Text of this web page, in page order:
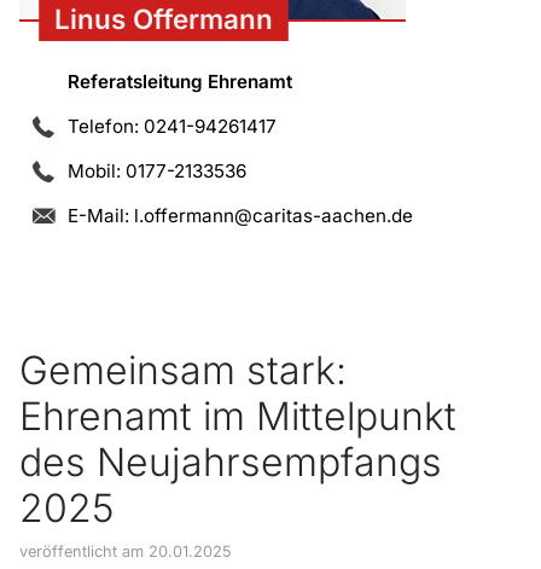
Gemeinsam stark:
Ehrenamt im Mittelpunkt
des Neujahrsempfangs
2025
veröffentlicht am 20.01.2025
Linus Offermann
Referatsleitung Ehrenamt
Telefon: 0241-94261417
Mobil: 0177-2133536
E-Mail: l.offermann@caritas-aachen.de